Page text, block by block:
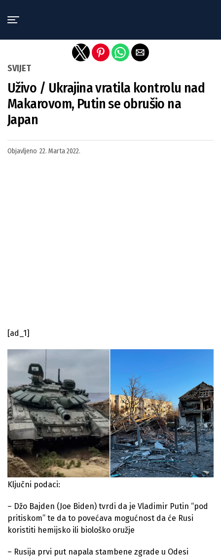
SVIJET
Uživo / Ukrajina vratila kontrolu nad
Makarovom, Putin se obrušio na
Japan
Objavljeno 22. Marta 2022.
[ad_1]
Ključni podaci:
– Džo Bajden (Joe Biden) tvrdi da je Vladimir Putin “pod
pritiskom” te da to povećava mogućnost da će Rusi
koristiti hemijsko ili biološko oružje
– Rusija prvi put napala stambene zgrade u Odesi